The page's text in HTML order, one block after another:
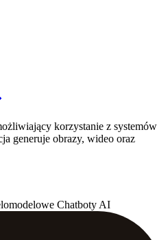
korzystanie z systemów
generuje obrazy, wideo oraz
Chatboty AI